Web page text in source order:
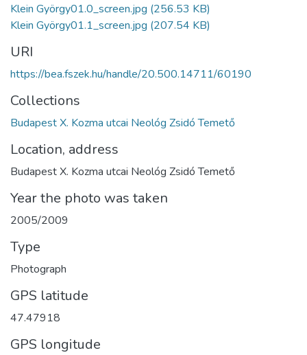
Klein György01.0_screen.jpg (256.53 KB)
Klein György01.1_screen.jpg (207.54 KB)
URI
https://bea.fszek.hu/handle/20.500.14711/60190
Collections
Budapest X. Kozma utcai Neológ Zsidó Temető
Location, address
Budapest X. Kozma utcai Neológ Zsidó Temető
Year the photo was taken
2005/2009
Type
Photograph
GPS latitude
47.47918
GPS longitude